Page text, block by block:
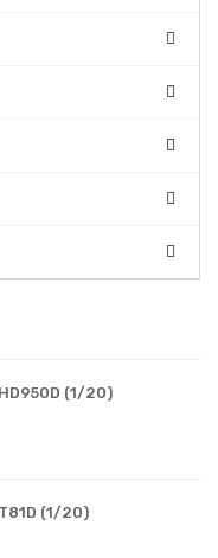
(1/20)
(1/20)